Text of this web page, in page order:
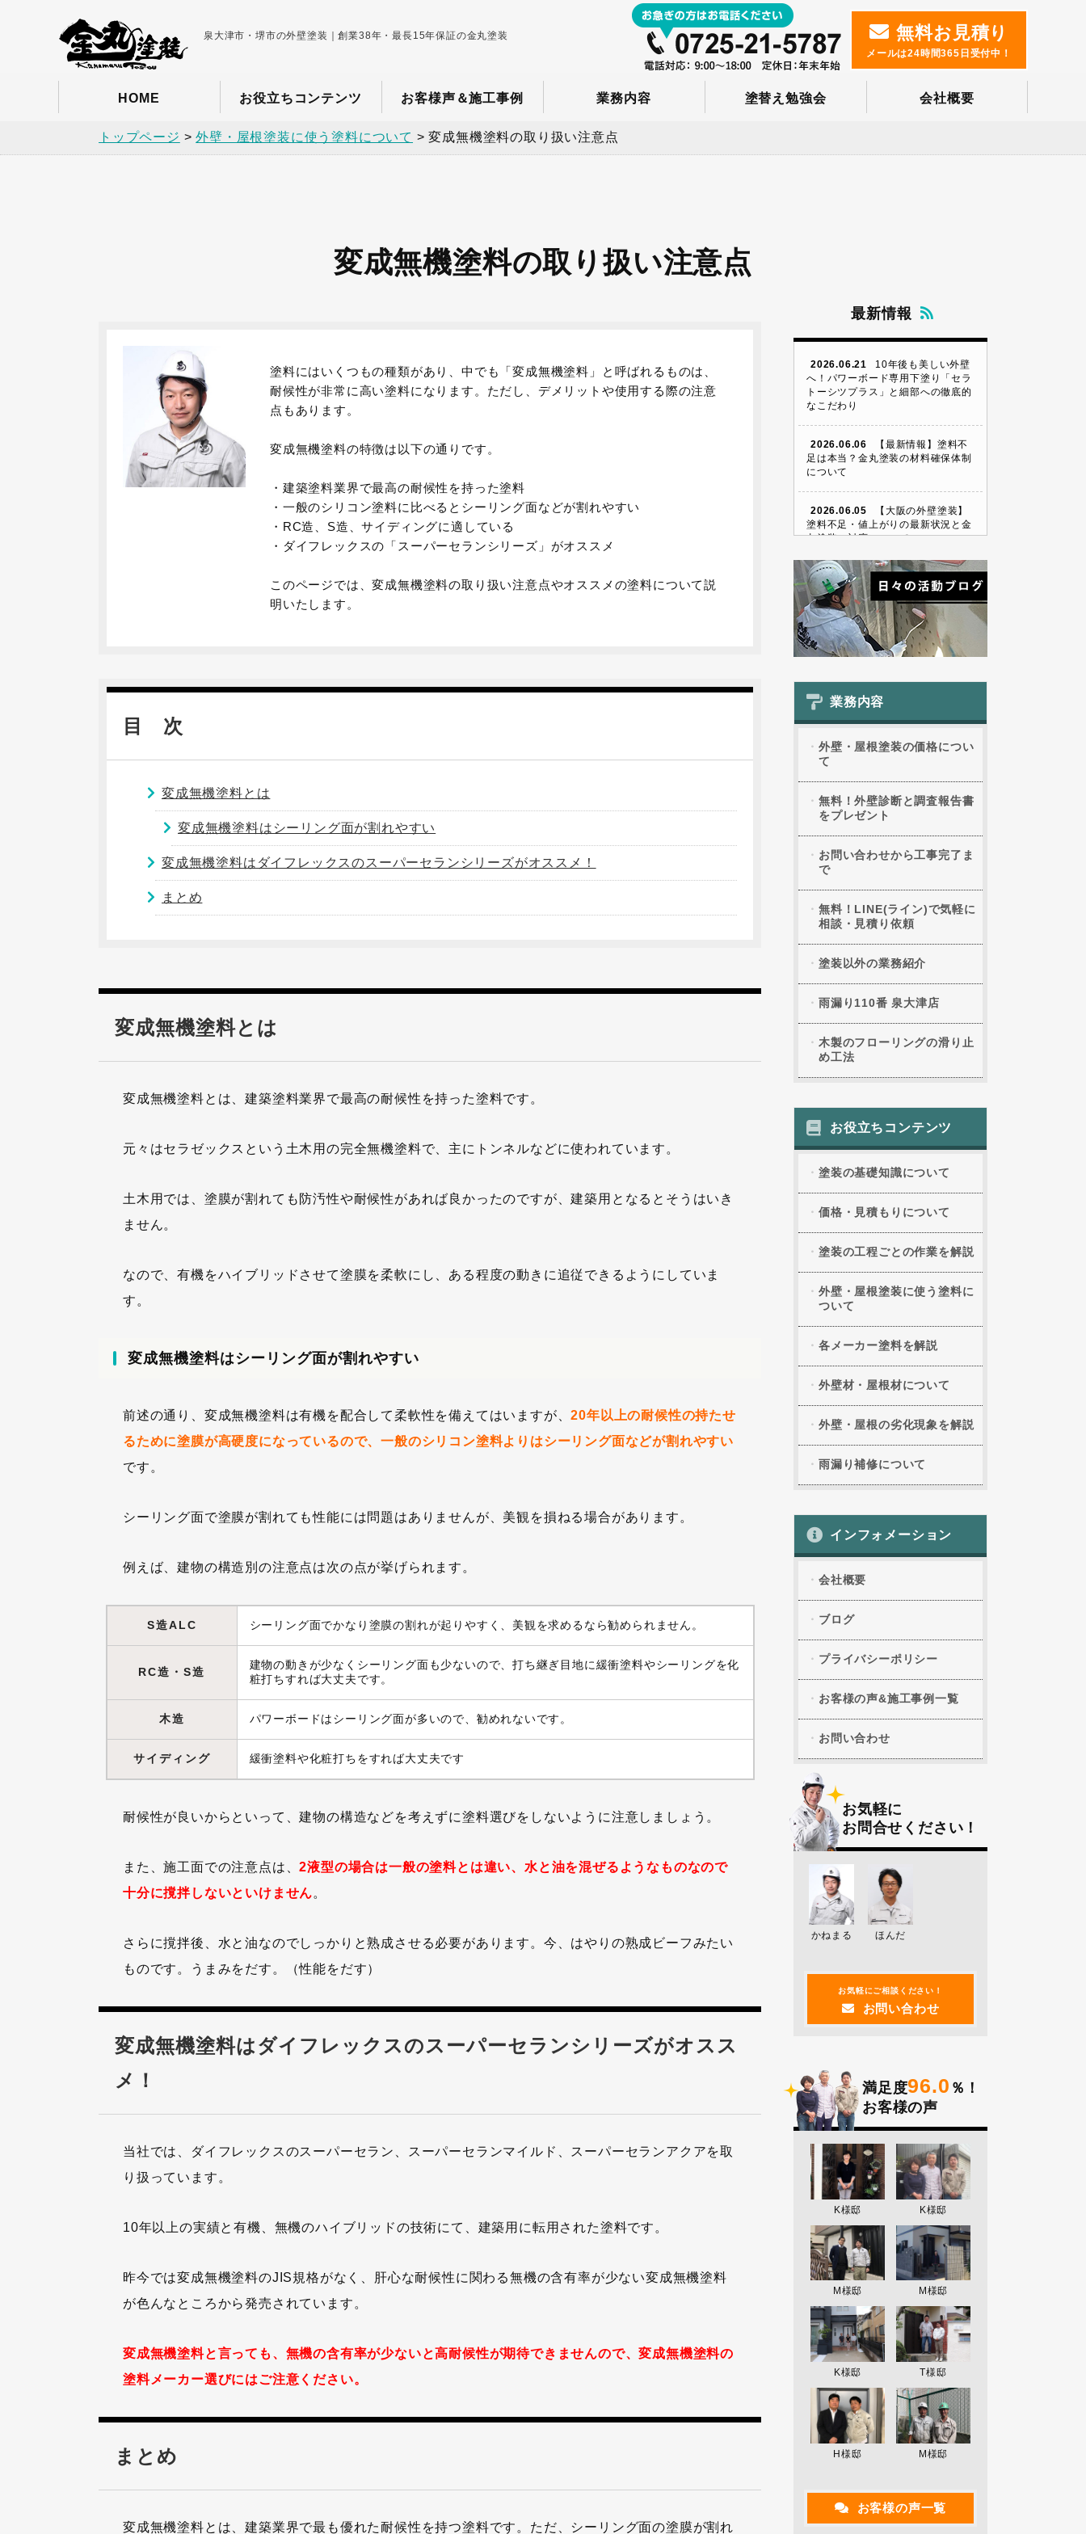
泉大津市・堺市の外壁塗装｜創業38年・最長15年保証の金丸塗装 無料お見積り
メールは24時間365日受付中！
HOME お役立ちコンテンツ お客様声＆施工事例 業務内容 塗替え勉強会 会社概要
トップページ >外壁・屋根塗装に使う塗料について >変成無機塗料の取り扱い注意点
変成無機塗料の取り扱い注意点
塗料にはいくつもの種類があり、中でも「変成無機塗料」と呼ばれるものは、
耐候性が非常に高い塗料になります。ただし、デメリットや使用する際の注意
点もあります。
変成無機塗料の特徴は以下の通りです。
・建築塗料業界で最高の耐候性を持った塗料
・一般のシリコン塗料に比べるとシーリング面などが割れやすい
・RC造、S造、サイディングに適している
・ダイフレックスの「スーパーセランシリーズ」がオススメ
このページでは、変成無機塗料の取り扱い注意点やオススメの塗料について説
明いたします。
目 次
変成無機塗料とは
変成無機塗料はシーリング面が割れやすい
変成無機塗料はダイフレックスのスーパーセランシリーズがオススメ！
まとめ
変成無機塗料とは
変成無機塗料とは、建築塗料業界で最高の耐候性を持った塗料です。
元々はセラゼックスという土木用の完全無機塗料で、主にトンネルなどに使われています。
土木用では、塗膜が割れても防汚性や耐候性があれば良かったのですが、建築用となるとそうはいき
ません。
なので、有機をハイブリッドさせて塗膜を柔軟にし、ある程度の動きに追従できるようにしていま
す。
変成無機塗料はシーリング面が割れやすい
前述の通り、変成無機塗料は有機を配合して柔軟性を備えてはいますが、20年以上の耐候性の持たせ
るために塗膜が高硬度になっているので、一般のシリコン塗料よりはシーリング面などが割れやすい
です。
シーリング面で塗膜が割れても性能には問題はありませんが、美観を損ねる場合があります。
例えば、建物の構造別の注意点は次の点が挙げられます。
S造ALC シーリング面でかなり塗膜の割れが起りやすく、美観を求めるなら勧められません。
RC造・S造
建物の動きが少なくシーリング面も少ないので、打ち継ぎ目地に緩衝塗料やシーリングを化
粧打ちすれば大丈夫です。
木造 パワーボードはシーリング面が多いので、勧めれないです。
サイディング 緩衝塗料や化粧打ちをすれば大丈夫です
耐候性が良いからといって、建物の構造などを考えずに塗料選びをしないように注意しましょう。
また、施工面での注意点は、2液型の場合は一般の塗料とは違い、水と油を混ぜるようなものなので
十分に撹拌しないといけません。
さらに撹拌後、水と油なのでしっかりと熟成させる必要があります。今、はやりの熟成ビーフみたい
ものです。うまみをだす。（性能をだす）
変成無機塗料はダイフレックスのスーパーセランシリーズがオスス
メ！
当社では、ダイフレックスのスーパーセラン、スーパーセランマイルド、スーパーセランアクアを取
り扱っています。
10年以上の実績と有機、無機のハイブリッドの技術にて、建築用に転用された塗料です。
昨今では変成無機塗料のJIS規格がなく、肝心な耐候性に関わる無機の含有率が少ない変成無機塗料
が色んなところから発売されています。
変成無機塗料と言っても、無機の含有率が少ないと高耐候性が期待できませんので、変成無機塗料の
塗料メーカー選びにはご注意ください。
まとめ
変成無機塗料とは、建築業界で最も優れた耐候性を持つ塗料です。ただ、シーリング面の塗膜が割れ
最新情報
2026.06.21
10年後も美しい外壁
へ！パワーボード専用下塗り「セラ
トーシツプラス」と細部への徹底的
なこだわり
2026.06.06
【最新情報】塗料不
足は本当？金丸塗装の材料確保体制
について
2026.06.05
【大阪の外壁塗装】
塗料不足・値上がりの最新状況と金
丸塗装の対応について
業務内容
外壁・屋根塗装の価格につい
て
無料！外壁診断と調査報告書
をプレゼント
お問い合わせから工事完了ま
で
無料！LINE(ライン)で気軽に
相談・見積り依頼
塗装以外の業務紹介
雨漏り110番 泉大津店
木製のフローリングの滑り止
め工法
お役立ちコンテンツ
塗装の基礎知識について
価格・見積もりについて
塗装の工程ごとの作業を解説
外壁・屋根塗装に使う塗料に
ついて
各メーカー塗料を解説
外壁材・屋根材について
外壁・屋根の劣化現象を解説
雨漏り補修について
インフォメーション
会社概要
ブログ
プライバシーポリシー
お客様の声&施工事例一覧
お問い合わせ
お気軽に
お問合せください！
かねまる ほんだ
お気軽にご相談ください！
お問い合わせ
満足度96.0 ％！
お客様の声
K様邸 K様邸
M様邸 M様邸
K様邸 T様邸
H様邸 M様邸
お客様の声一覧